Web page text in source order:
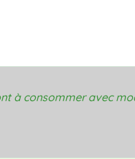
à consommer avec